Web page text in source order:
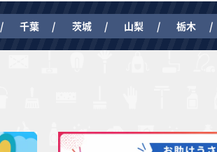
千葉 茨城 山梨 栃木